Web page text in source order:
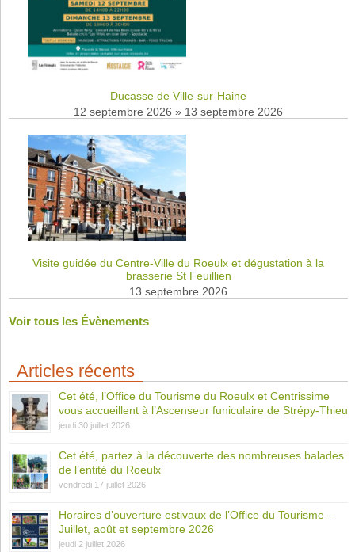
Ducasse de Ville-sur-Haine
12 septembre 2026 » 13 septembre 2026
Visite guidée du Centre-Ville du Roeulx et dégustation à la
brasserie St Feuillien
13 septembre 2026
Voir tous les Évènements
Articles récents
Cet été, l’Office du Tourisme du Roeulx et Centrissime
vous accueillent à l’Ascenseur funiculaire de Strépy-Thieu
jeudi 30 juillet 2026
Cet été, partez à la découverte des nombreuses balades
de l’entité du Roeulx
vendredi 17 juillet 2026
Horaires d’ouverture estivaux de l’Office du Tourisme –
Juillet, août et septembre 2026
jeudi 2 juillet 2026